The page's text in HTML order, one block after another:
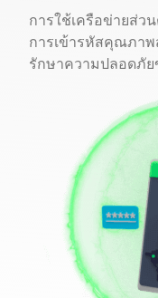
การใช้เครือข่ายส่ว
การเข้ารหัสคุณภา
รักษาความปลอดภั